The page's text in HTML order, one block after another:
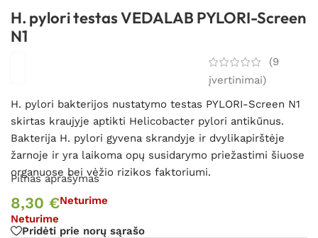
H. pylori testas VEDALAB PYLORI-Screen
N1
(9
įvertinimai)
H. pylori bakterijos nustatymo testas PYLORI-Screen N1
skirtas kraujyje aptikti Helicobacter pylori antikūnus.
Bakterija H. pylori gyvena skrandyje ir dvylikapirštėje
žarnoje ir yra laikoma opų susidarymo priežastimi šiuose
organuose bei vėžio rizikos faktoriumi.
Pilnas aprašymas
8,30 €Neturime
Neturime
Pridėti prie norų sąrašo